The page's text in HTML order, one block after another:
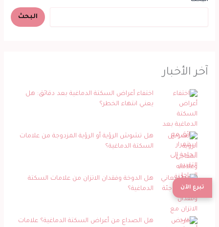
تبرع الآن
البحث
آخر الأخبار
اختفاء أعراض السكتة الدماغية بعد دقائق: هل
يعني انتهاء الخطر؟
هل تشوش الرؤية أو الرؤية المزدوجة من علامات
السكتة الدماغية؟
هل الدوخة وفقدان الاتزان من علامات السكتة
الدماغية؟
هل الصداع من أعراض السكتة الدماغية؟ علامات